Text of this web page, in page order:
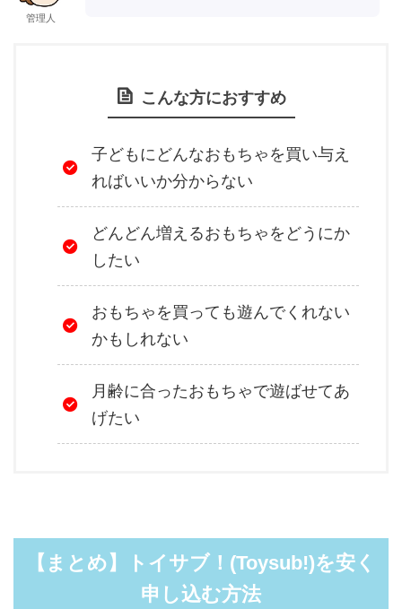
管理人
こんな方におすすめ
子どもにどんなおもちゃを買い与え
ればいいか分からない
どんどん増えるおもちゃをどうにか
したい
おもちゃを買っても遊んでくれない
かもしれない
月齢に合ったおもちゃで遊ばせてあ
げたい
【まとめ】トイサブ！(Toysub!)を安く
申し込む方法